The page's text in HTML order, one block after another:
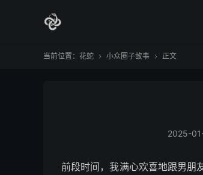
当前位置： 花蛇  小众圈子故事  正文
2025-
前段时间，我满心欢喜地跟男朋